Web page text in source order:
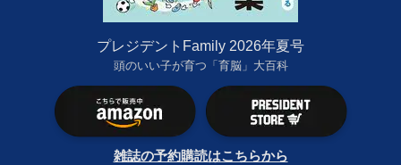
プレジデントFamily 2026年夏号
頭のいい子が育つ「育脳」大百科
雑誌の予約購読はこちらから